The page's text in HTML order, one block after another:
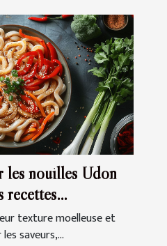
les nouilles Udon
recettes
texture moelleuse et
saveurs,...